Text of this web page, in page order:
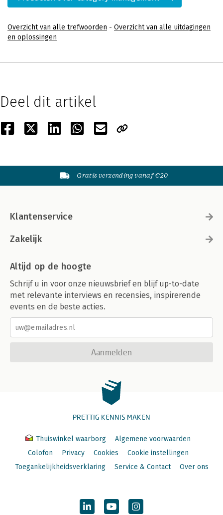
Overzicht van alle trefwoorden - Overzicht van alle uitdagingen
en oplossingen
Deel dit artikel
Gratis verzending vanaf €20
Klantenservice
Zakelijk
Altijd op de hoogte
Schrijf u in voor onze nieuwsbrief en blijf up-to-date
met relevante interviews en recensies, inspirerende
events en de beste acties.
Aanmelden
PRETTIG KENNIS MAKEN
Thuiswinkel waarborg
Algemene voorwaarden
Colofon
Privacy Cookies
Cookie instellingen
Toegankelijkheidsverklaring
Service & Contact Over ons